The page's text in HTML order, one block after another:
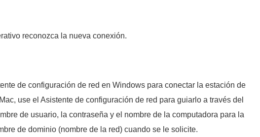
reconozca la nueva conexión.
de configuración de red en Windows para conectar la estación de
use el Asistente de configuración de red para guiarlo a través del
de usuario, la contraseña y el nombre de la computadora para la
de dominio (nombre de la red) cuando se le solicite.